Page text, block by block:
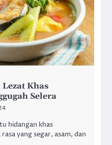
Khas
Selera
hidangan khas
yang segar, asam, dan